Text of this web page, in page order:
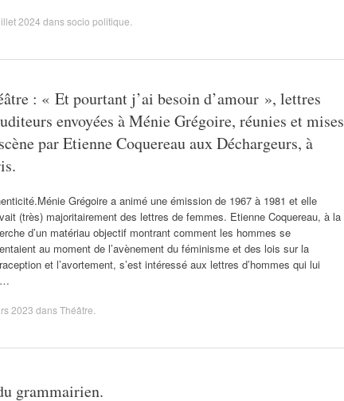
2024 danssocio politique
: « Et pourtant j’ai besoin d’amour », lettres
envoyées à Ménie Grégoire, réunies et mises
par Etienne Coquereau aux Déchargeurs, à
Grégoire a animé une émission de 1967 à 1981 et elle
(très) majoritairement des lettres de femmes. Etienne Coquereau, à la
d’un matériau objectif montrant comment les hommes se
au moment de l’avènement du féminisme et des lois sur la
et l’avortement, s’est intéressé aux lettres d’hommes qui lui
2023 dansThéâtre
grammairien.